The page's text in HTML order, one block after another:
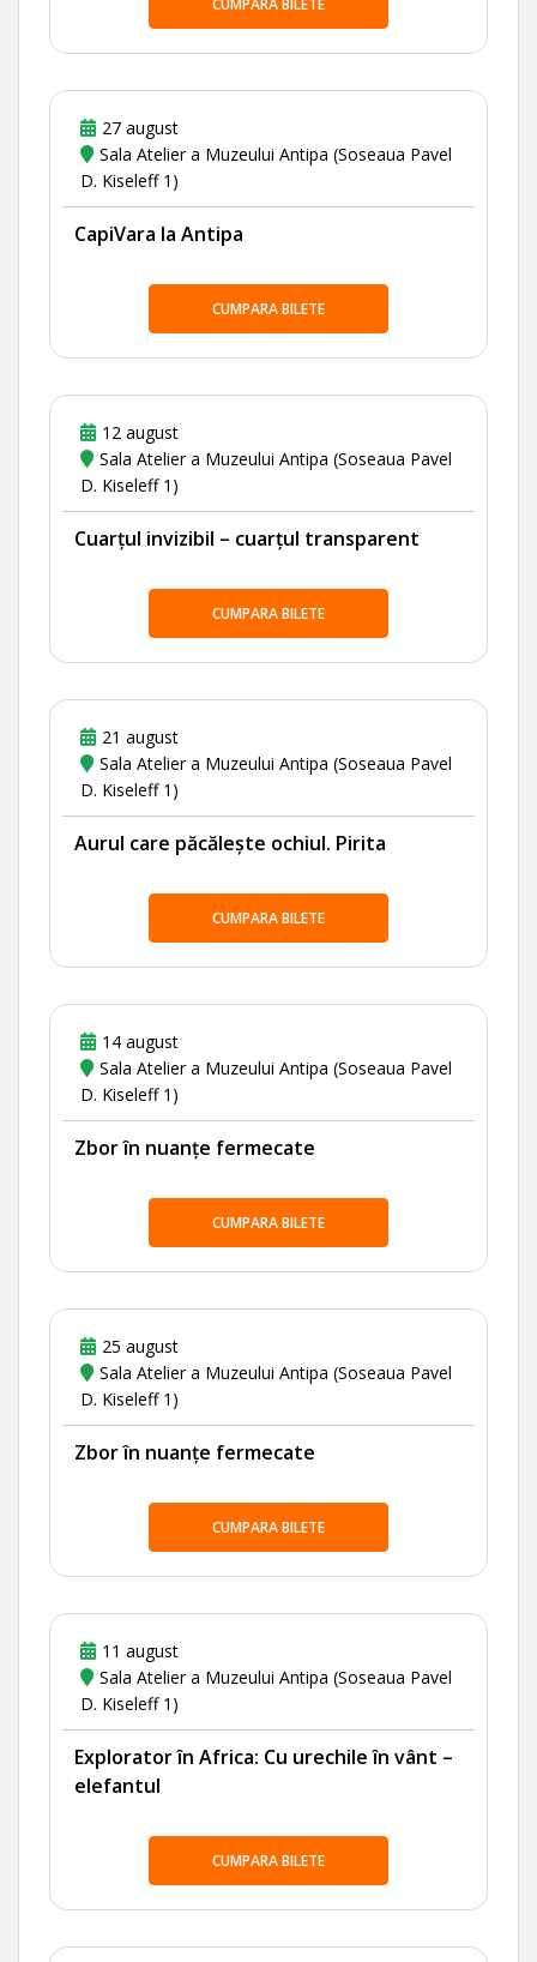
CUMPARA BILETE
27 august
Sala Atelier a Muzeului Antipa (Soseaua Pavel
D. Kiseleff 1)
CapiVara la Antipa
CUMPARA BILETE
12 august
Sala Atelier a Muzeului Antipa (Soseaua Pavel
D. Kiseleff 1)
Cuarțul invizibil – cuarțul transparent
CUMPARA BILETE
21 august
Sala Atelier a Muzeului Antipa (Soseaua Pavel
D. Kiseleff 1)
Aurul care păcălește ochiul. Pirita
CUMPARA BILETE
14 august
Sala Atelier a Muzeului Antipa (Soseaua Pavel
D. Kiseleff 1)
Zbor în nuanțe fermecate
CUMPARA BILETE
25 august
Sala Atelier a Muzeului Antipa (Soseaua Pavel
D. Kiseleff 1)
Zbor în nuanțe fermecate
CUMPARA BILETE
11 august
Sala Atelier a Muzeului Antipa (Soseaua Pavel
D. Kiseleff 1)
Explorator în Africa: Cu urechile în vânt –
elefantul
CUMPARA BILETE